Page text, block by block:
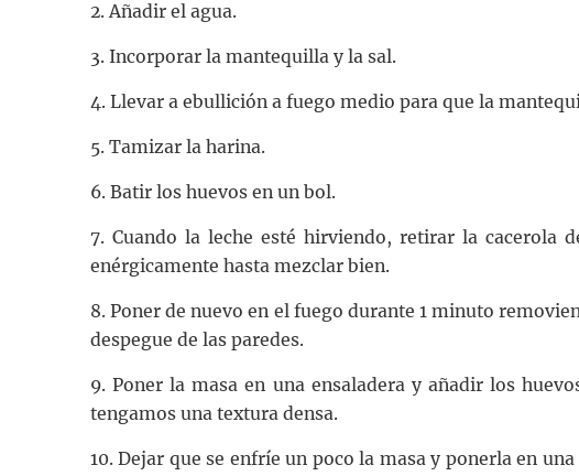
2. Añadir el agua.
3. Incorporar la mantequilla y la sal.
4. Llevar a ebullición a fuego medio para que la
5. Tamizar la harina.
6. Batir los huevos en un bol.
7. Cuando la leche esté hirviendo, retirar la cacerola
enérgicamente hasta mezclar bien.
8. Poner de nuevo en el fuego durante 1 minuto
despegue de las paredes.
9. Poner la masa en una ensaladera y añadir los
tengamos una textura densa.
10. Dejar que se enfríe un poco la masa y ponerla en